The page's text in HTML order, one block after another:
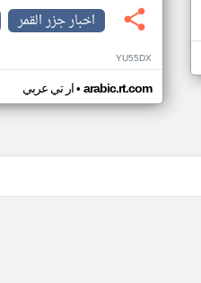
اخبار جزر القمر
YU55DX
ار تي عربي• arabic.rt.com